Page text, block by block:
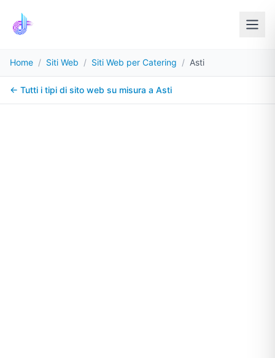
Home / Siti Web / Siti Web per Catering / Asti
← Tutti i tipi di sito web su misura a Asti